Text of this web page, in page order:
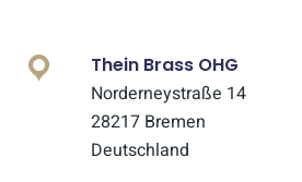
Thein Brass OHG
Norderneystraße 14
28217 Bremen
Deutschland